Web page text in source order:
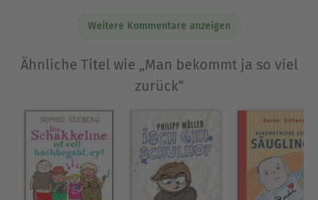
Weitere Kommentare anzeigen
Ähnliche Titel wie „Man bekommt ja so viel
zurück“